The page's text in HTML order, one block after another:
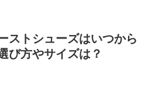
ストシューズはいつから
び方やサイズは？